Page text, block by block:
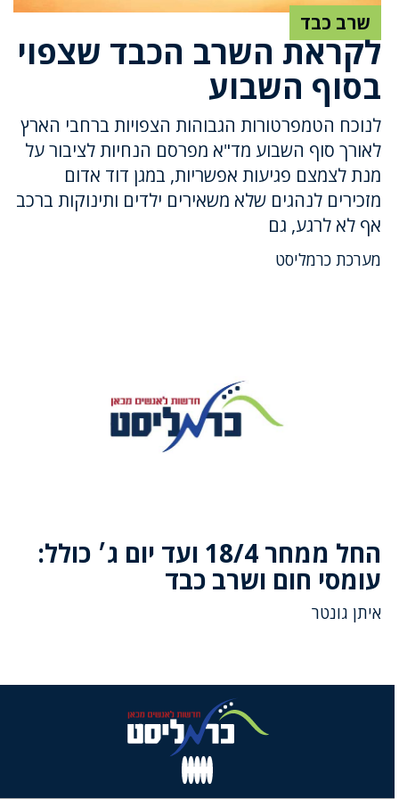
שרב כבד
לקראת השרב הכבד שצפוי
בסוף השבוע
לנוכח הטמפרטורות הגבוהות הצפויות ברחבי הארץ
לאורך סוף השבוע מד"א מפרסם הנחיות לציבור על
מנת לצמצם פגיעות אפשריות, במגן דוד אדום
מזכירים לנהגים שלא משאירים ילדים ותינוקות ברכב
אף לא לרגע, גם
מערכת כרמליסט
החל ממחר 18/4 ועד יום ג׳ כולל:
עומסי חום ושרב כבד
איתן גונטר